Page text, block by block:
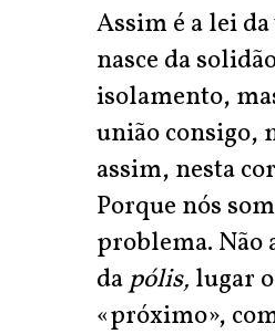
Assim é a lei
nasce da
isolamento,
união consigo,
assim, nesta
Porque nós
problema. Não
da pólis, lugar
«próximo»,